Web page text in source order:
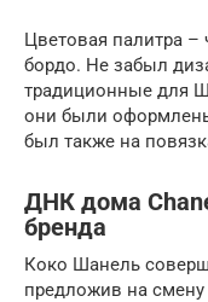
Цветовая палитра –
бордо. Не забыл
традиционные для
они были
был также на
ДНК дома
бренда
Коко Шанель
предложив на